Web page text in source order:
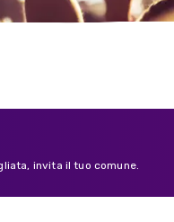
invita il tuo comune.